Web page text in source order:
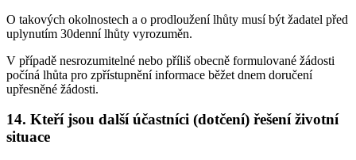
O takových okolnostech a o prodloužení lhůty musí být žadatel před
uplynutím 30denní lhůty vyrozuměn.
V případě nesrozumitelné nebo příliš obecně formulované žádosti
počíná lhůta pro zpřístupnění informace běžet dnem doručení
upřesněné žádosti.
14. Kteří jsou další účastníci (dotčení) řešení životní
situace